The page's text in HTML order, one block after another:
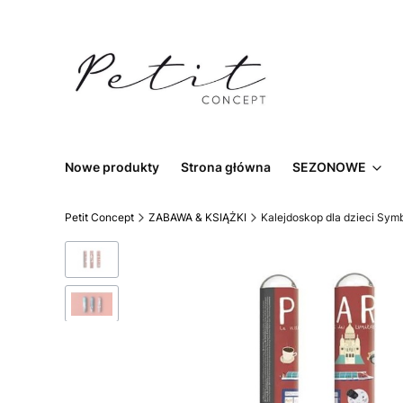
Nowe produkty Strona główna SEZONOWE
Petit Concept ZABAWA & KSIĄŻKI Kalejdoskop dla dzieci